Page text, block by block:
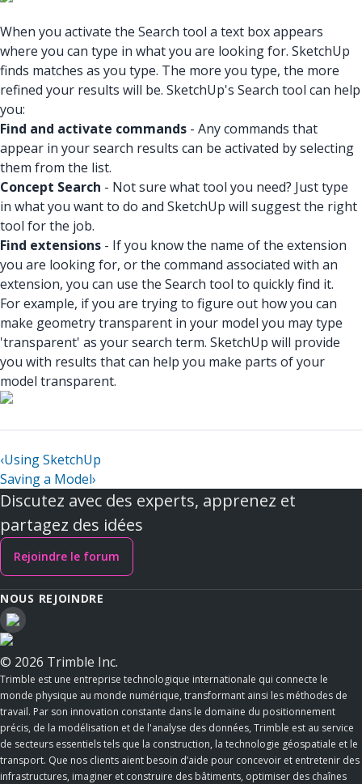
When you activate the Search tool a text box appears
where you can type in what you are looking for. SketchUp
finds matches as you type. The more you type, the more
refined your results will be. SketchUp's Search tool can help
you:
Find and activate commands - Any commands that
appear in your search results can be activated by selecting
them from the list.
Concept Search - Not sure what tool you need? Just type
in what you want to do and SketchUp will suggest the right
tool for the job.
Find extensions - If you know the name of the extension
you are looking for, or the command associated with an
extension, you can use the Search tool to quickly find it.
For example, if you are trying to figure out how you can
make geometry transparent in your model you may type
'transparent' as your search term. SketchUp will provide
you with results that can help you make parts of your
model transparent.
‹Using SketchUp
Saving a Model›
Discutez avec des experts, apprenez et
partagez des idées
Rejoindre le forum
NOUS REJOINDRE
© 2026 Trimble Inc.
Trimble est une entreprise technologique internationale qui connecte le
monde physique au monde numérique, transformant ainsi les méthodes de
travail. Par son innovation constante dans le domaine du positionnement
précis, de la modélisation et de l'analyse des données, Trimble est au service
de secteurs essentiels tels que la construction, la technologie géospatiale et le
transport. Que nos clients aient besoin d’aide pour concevoir et entretenir des
infrastructures, imaginer et construire des bâtiments, optimiser des chaînes